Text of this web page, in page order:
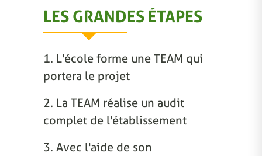
LES GRANDES ÉTAPES
1. L'école forme une TEAM qui
portera le projet
2. La TEAM réalise un audit
complet de l'établissement
3. Avec l'aide de son